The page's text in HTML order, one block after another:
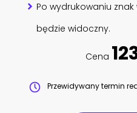
Po wydrukowaniu
będzie widoczny.
Cena
Przewidywany termin